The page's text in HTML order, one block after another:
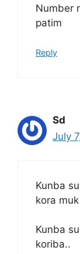
Number
patim
Reply
Sd
July
Kunba
kora muk
Kunba
koriba..